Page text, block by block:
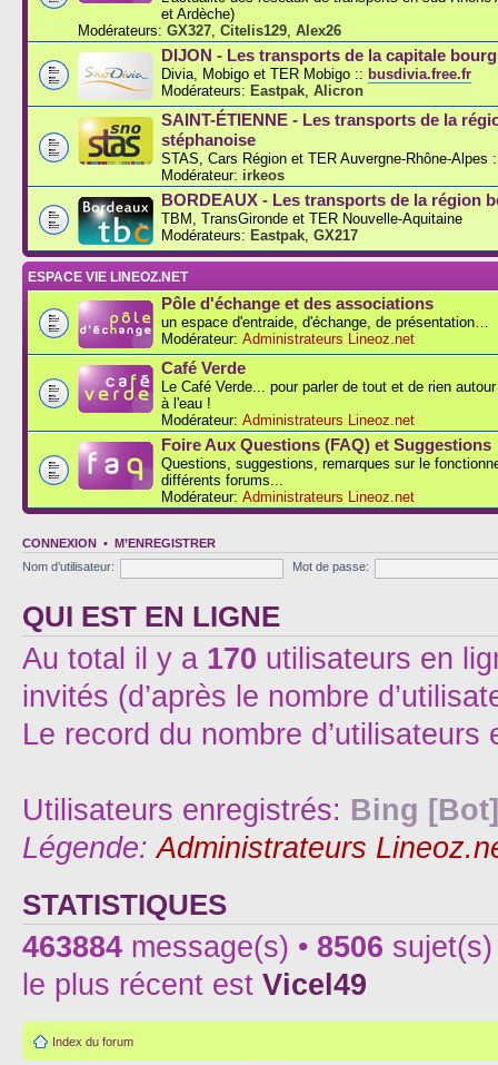
et Ardèche)
Modérateurs: GX327 Citelis129 Alex26
DIJON - Les transports de la capitale
Divia, Mobigo et TER Mobigo :: busdivia.free.fr
Modérateurs: Eastpak Alicron
SAINT-ÉTIENNE - Les transports de la
stéphanoise
STAS, Cars Région et TER Auvergne-Rhône-Alpes
Modérateur: irkeos
BORDEAUX - Les transports de la région
TBM, TransGironde et TER Nouvelle-Aquitaine
Modérateurs: Eastpak GX217
ESPACE VIE LINEOZ.NET
Pôle d'échange et des associations
un espace d'entraide, d'échange, de présentation…
Modérateur: Administrateurs Lineoz.net
Café Verde
Le Café Verde... pour parler de tout et de rien
à l'eau !
Modérateur: Administrateurs Lineoz.net
Foire Aux Questions (FAQ) et Suggestions
Questions, suggestions, remarques sur le
différents forums...
Modérateur: Administrateurs Lineoz.net
CONNEXION • M’ENREGISTRER
Nom d’utilisateur:
Mot de passe:
QUI EST EN LIGNE
Au total il y a 170 utilisateurs en
invités (d’après le nombre
Le record du nombre
Utilisateurs enregistrés: Bing [Bot]
Légende:Administrateurs
STATISTIQUES
463884 message(s) • 8506
le plus récent est Vicel49
Index du forum